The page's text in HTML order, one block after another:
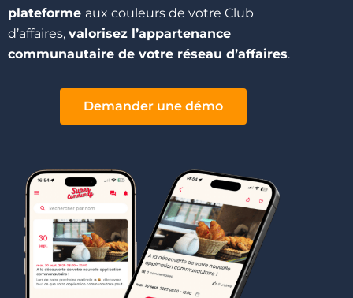
plateforme aux couleurs de votre Club
d’affaires, valorisez l’appartenance
communautaire de votre réseau d’affaires.
Demander une démo